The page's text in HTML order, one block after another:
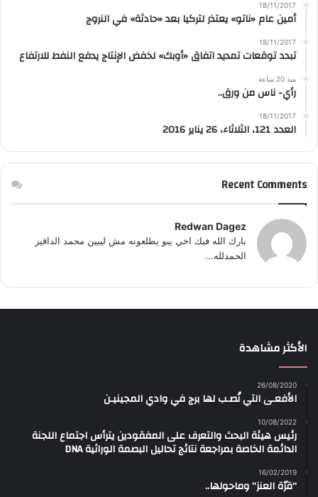
18/11/2017
أمين عام «ناتو» يعتذر لتركيا بعد «حادثة» في النروج
18/11/2017
تبدد توقعات تمديد اتفاق «أوبك» لخفض الإنتاج يدفع النفط للارتفاع
منذ 20 ساعة
رأي- ناس من ورق..
18/11/2017
العدد 121، الثلاثاء، 26 يناير 2016
Recent Comments
Redwan Dagez
بارك الله فيك اخي يبو يطلعونه مش ليبين محمد الداقيز
الحمدلله...
الأكثر مشاهدة
26/08/2020
الأفعـى التي نُصـب لها برج في وادي المجينيـن
10/08/2022
رئيس هيئة البحث والتعرف على المفقودين يترأس اجتماع اللجنة
الدائمة الخاصة بمراجعة نتائج تحاليل البصمة الوراثية DNA
16/02/2019
“قرّة العنز” وماحولها..